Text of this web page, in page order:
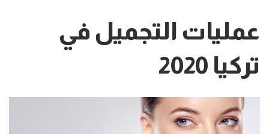
عمليات التجميل في
تركيا 2020